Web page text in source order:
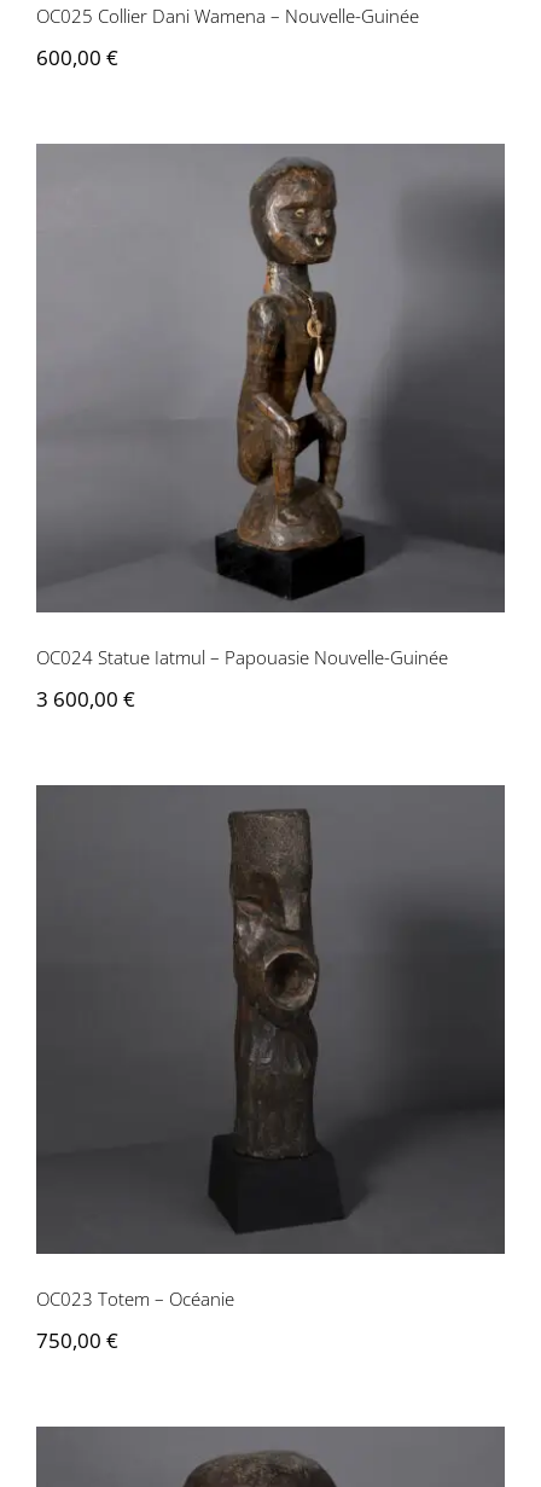
OC025 Collier Dani Wamena – Nouvelle-Guinée
600,00 €
OC024 Statue Iatmul – Papouasie
Nouvelle-Guinée
OC024 Statue Iatmul – Papouasie Nouvelle-Guinée
3 600,00 €
OC023 Totem – Océanie
OC023 Totem – Océanie
750,00 €